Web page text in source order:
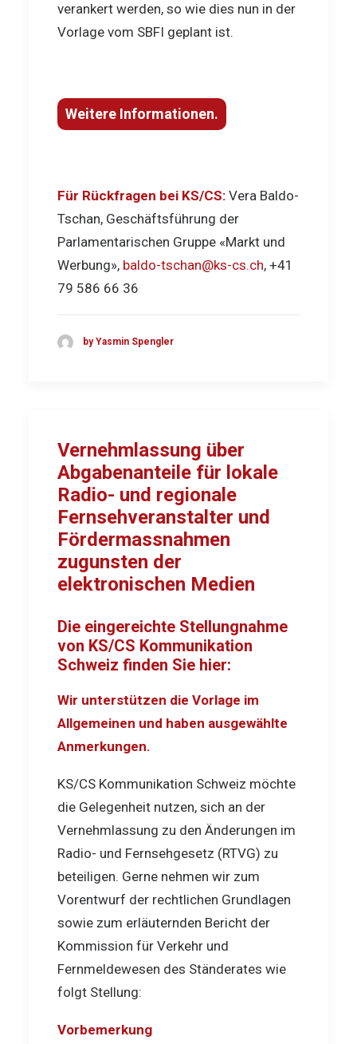
verankert werden, so wie dies nun in der
Vorlage vom SBFI geplant ist.
Weitere Informationen.
Für Rückfragen bei KS/CS: Vera Baldo-
Tschan, Geschäftsführung der
Parlamentarischen Gruppe «Markt und
Werbung», baldo-tschan@ks-cs.ch, +41
79 586 66 36
by Yasmin Spengler
Vernehmlassung über
Abgabenanteile für lokale
Radio- und regionale
Fernsehveranstalter und
Fördermassnahmen
zugunsten der
elektronischen Medien
Die eingereichte Stellungnahme
von KS/CS Kommunikation
Schweiz finden Sie hier:
Wir unterstützen die Vorlage im
Allgemeinen und haben ausgewählte
Anmerkungen.
KS/CS Kommunikation Schweiz möchte
die Gelegenheit nutzen, sich an der
Vernehmlassung zu den Änderungen im
Radio- und Fernsehgesetz (RTVG) zu
beteiligen. Gerne nehmen wir zum
Vorentwurf der rechtlichen Grundlagen
sowie zum erläuternden Bericht der
Kommission für Verkehr und
Fernmeldewesen des Ständerates wie
folgt Stellung:
Vorbemerkung